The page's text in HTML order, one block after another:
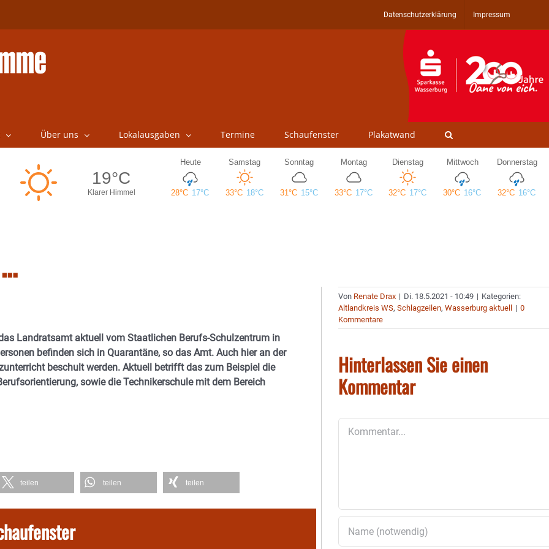
Datenschutzerklärung Impressum
Über uns Lokalausgaben Termine Schaufenster Plakatwand
Landratsamt aktuell vom Staatlichen Berufs-Schulzentrum in
befinden sich in Quarantäne, so das Amt. Auch hier an der
beschult werden. Aktuell betrifft das zum Beispiel die
sowie dieTechnikerschulemit dem Bereich
teilen teilen teilen
Von Renate Drax | Di. 18.5.2021 - 10:49 | Kategorien:
Altlandkreis WS,Schlagzeilen,Wasserburg aktuell | 0
Kommentare
Hinterlassen Sie einen
Kommentar